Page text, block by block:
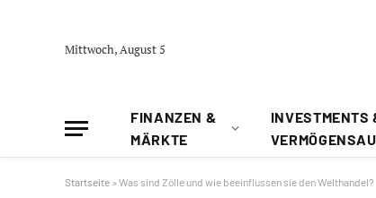
Mittwoch, August 5
FINANZEN &
MÄRKTE
INVESTMENTS
Startseite » Was sind Zölle und wie beeinflussen sie den Welthandel?